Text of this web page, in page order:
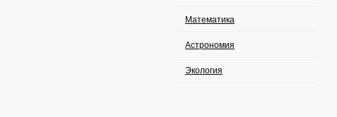
Математика
Астрономия
Экология